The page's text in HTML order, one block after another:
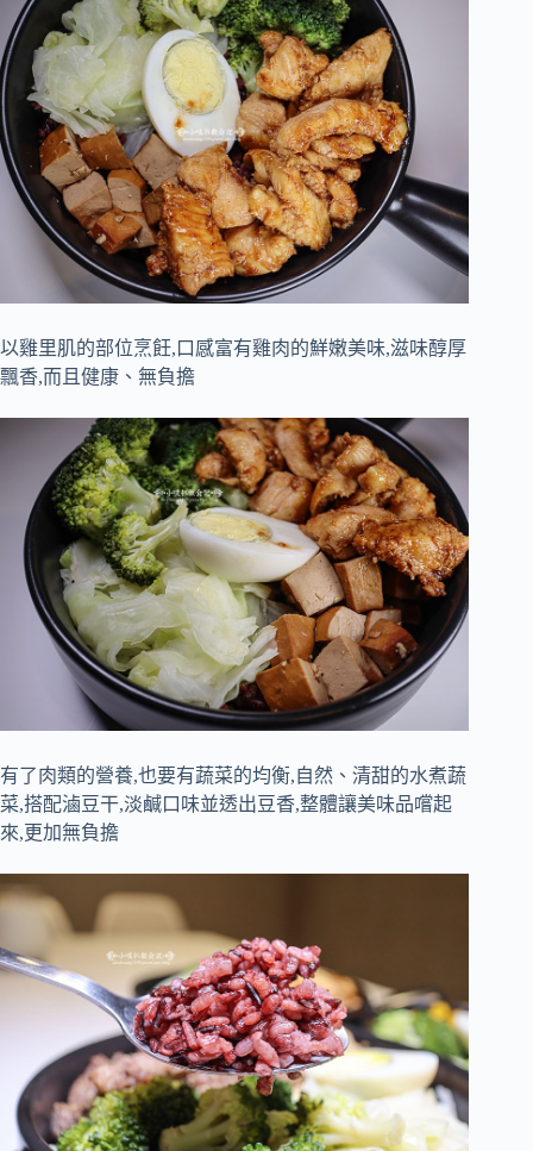
以雞里肌的部位烹飪,口感富有雞肉的鮮嫩美味,滋味醇厚
飄香,而且健康、無負擔
有了肉類的營養,也要有蔬菜的均衡,自然、清甜的水煮蔬
菜,搭配滷豆干,淡鹹口味並透出豆香,整體讓美味品嚐起
來,更加無負擔